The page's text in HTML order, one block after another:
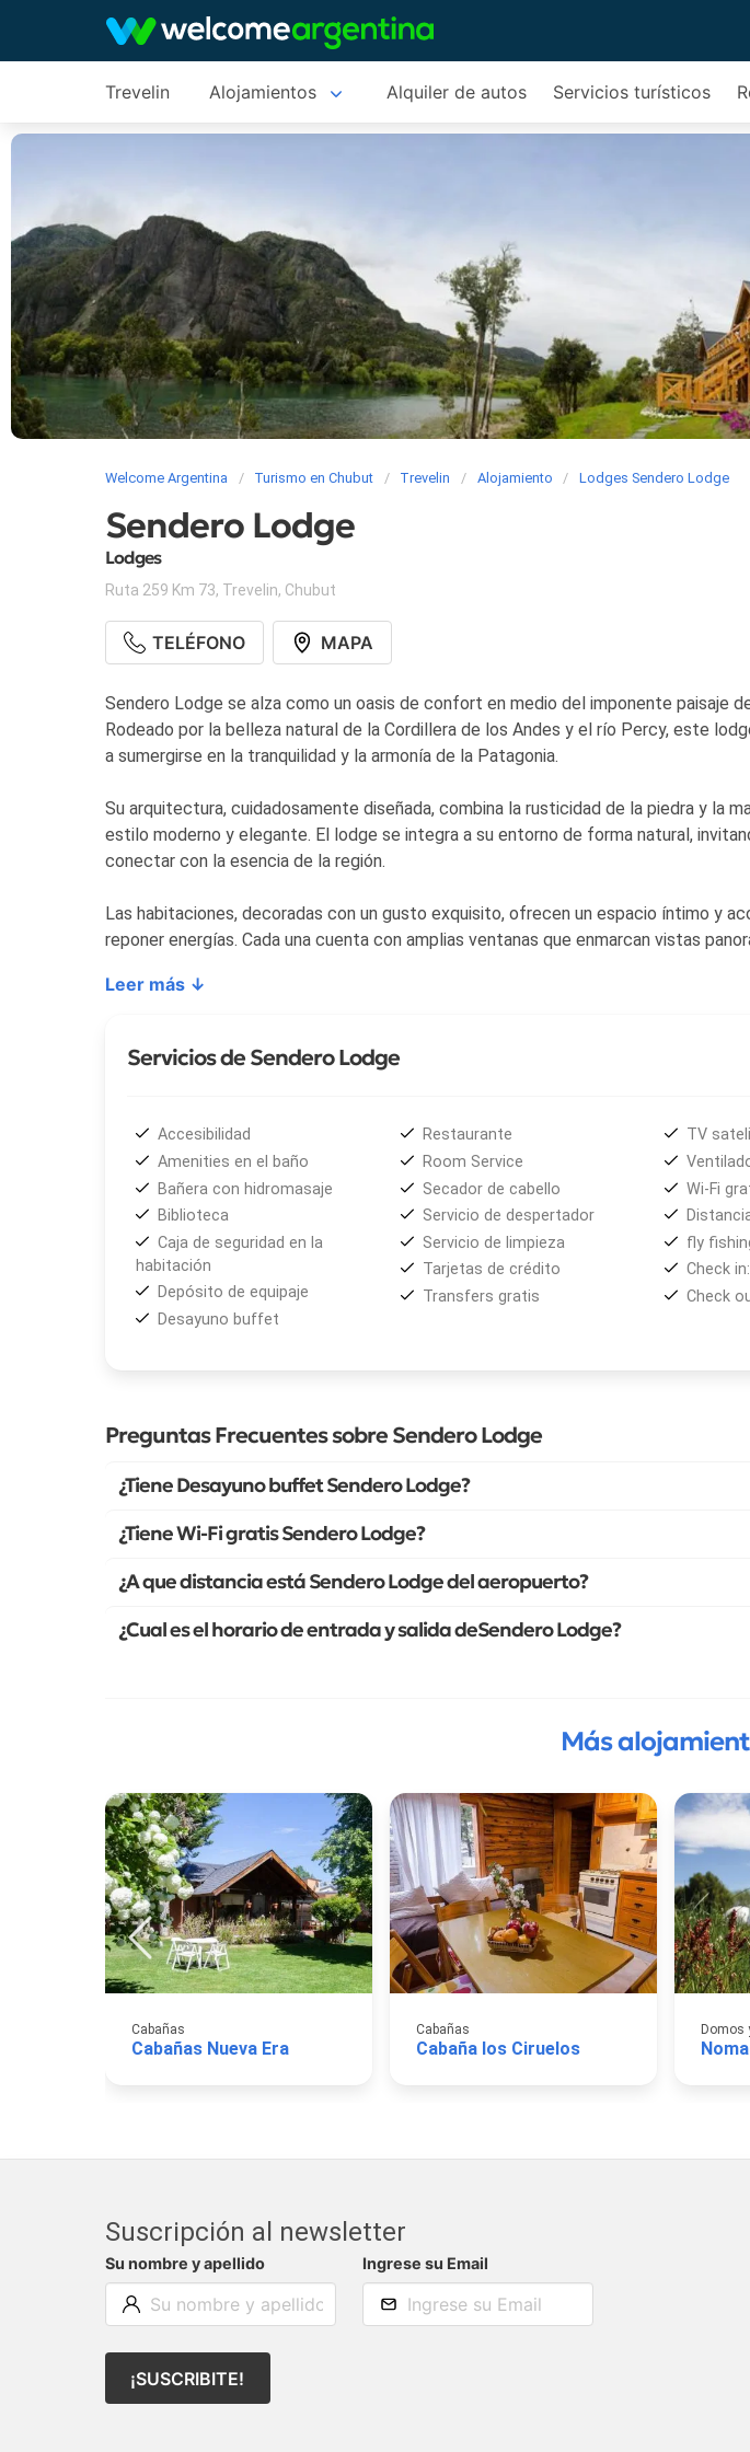
Trevelin Alojamientos Alquiler de autos Servicios turísticos
Welcome Argentina Turismo en Chubut Trevelin Alojamiento Lodges Sendero Lodge
Sendero Lodge
Lodges
Ruta 259 Km 73, Trevelin, Chubut
TELÉFONO MAPA
Sendero Lodge se alza como un oasis de confort en medio del imponente paisaje
Rodeado por la belleza natural de la Cordillera de los Andes y el río Percy, este
a sumergirse en la tranquilidad y la armonía de la Patagonia.
Su arquitectura, cuidadosamente diseñada, combina la rusticidad de la piedra y la
estilo moderno y elegante. El lodge se integra a su entorno de forma natural,
conectar con la esencia de la región.
Las habitaciones, decoradas con un gusto exquisito, ofrecen un espacio íntimo y
reponer energías. Cada una cuenta con amplias ventanas que enmarcan vistas
Leer más ↓
Servicios de Sendero Lodge
Accesibilidad
Amenities en el baño
Bañera con hidromasaje
Biblioteca
Caja de seguridad en la
habitación
Depósito de equipaje
Desayuno buffet
Restaurante
Room Service
Secador de cabello
Servicio de despertador
Servicio de limpieza
Tarjetas de crédito
Transfers gratis
TV
Wi-Fi
fly
Check
Preguntas Frecuentes sobre Sendero Lodge
¿Tiene Desayuno buffet Sendero Lodge?
¿Tiene Wi-Fi gratis Sendero Lodge?
¿A que distancia está Sendero Lodge del aeropuerto?
¿Cual es el horario de entrada y salida deSendero Lodge?
Más
Cabañas
Cabañas Nueva Era
Cabañas
Cabaña los Ciruelos
Domos
Suscripción al newsletter
Su nombre y apellido Ingrese su Email
¡SUSCRIBITE!